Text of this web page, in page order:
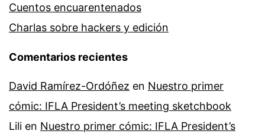
Cuentos encuarentenados
Charlas sobre hackers y edición
Comentarios recientes
David Ramírez-Ordóñez en Nuestro primer
cómic: IFLA President’s meeting sketchbook
Lili en Nuestro primer cómic: IFLA President’s